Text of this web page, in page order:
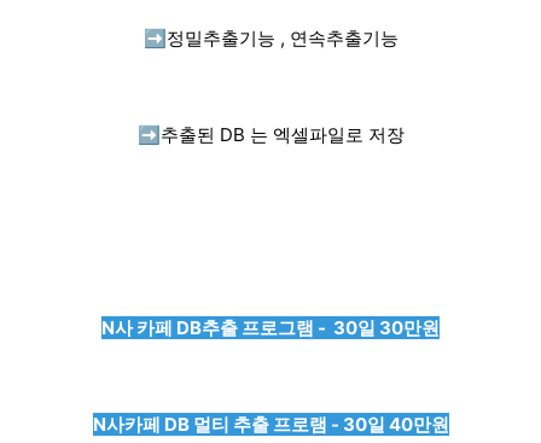
➡️ 정밀추출기능 , 연속추출기능
➡️ 추출된 DB 는 엑셀파일로 저장
N사 카페 DB추출 프로그램 - 30일 30만원
N사카페 DB 멀티 추출 프로램 - 30일 40만원